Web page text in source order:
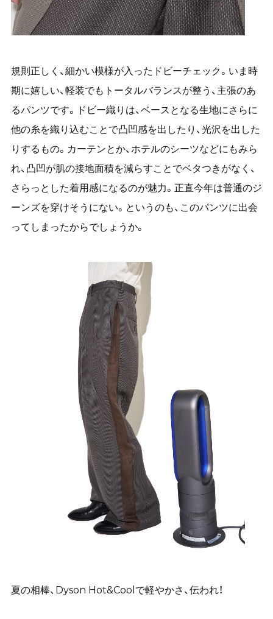
規則正しく、細かい模様が入ったドビーチェック。いま時
期に嬉しい、軽装でもトータルバランスが整う、主張のあ
るパンツです。ドビー織りは、ベースとなる生地にさらに
他の糸を織り込むことで凸凹感を出したり、光沢を出した
りするもの。カーテンとか、ホテルのシーツなどにもみら
れ、凸凹が肌の接地面積を減らすことでベタつきがなく、
さらっとした着用感になるのが魅力。正直今年は普通のジ
ーンズを穿けそうにない。というのも、このパンツに出会
ってしまったからでしょうか。
夏の相棒、Dyson Hot&Coolで軽やかさ、伝われ！